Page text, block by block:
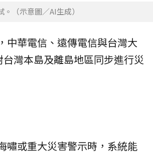
（示意圖／AI生成）
中華電信、遠傳電信與台灣大
灣本島及離島地區同步進行災
嘯或重大災害警示時，系統能